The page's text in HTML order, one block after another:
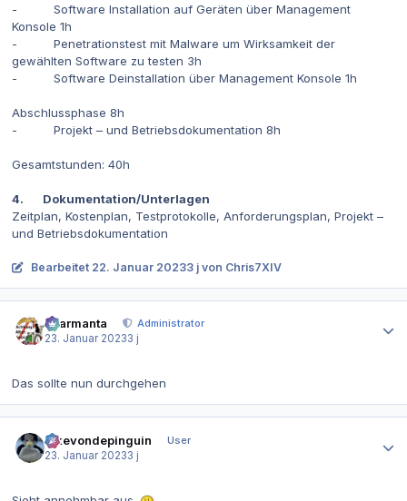
- Software Installation auf Geräten über Management
Konsole 1h
- Penetrationstest mit Malware um Wirksamkeit der
gewählten Software zu testen 3h
- Software Deinstallation über Management Konsole 1h
Abschlussphase 8h
- Projekt – und Betriebsdokumentation 8h
Gesamtstunden: 40h
4. Dokumentation/Unterlagen
Zeitplan, Kostenplan, Testprotokolle, Anforderungsplan, Projekt –
und Betriebsdokumentation
Bearbeitet 22. Januar 20233 j von Chris7XIV
charmanta
Administrator
23. Januar 20233 j
Das sollte nun durchgehen
ickevondepinguin
User
23. Januar 20233 j